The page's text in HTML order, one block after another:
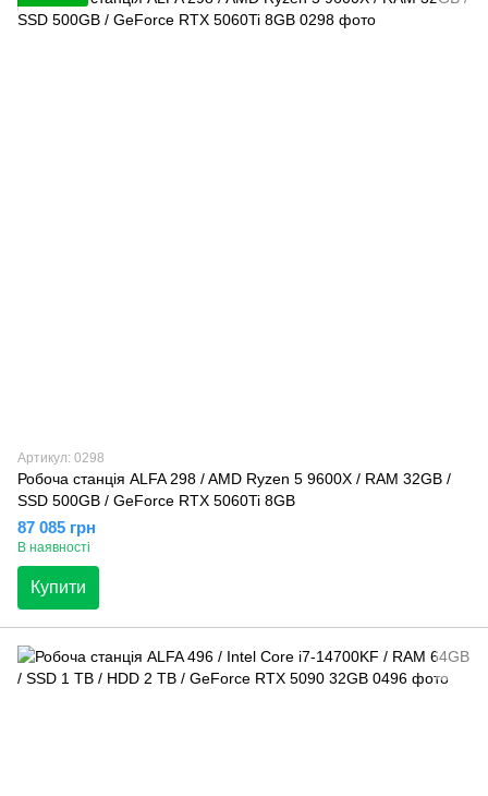
Артикул: 0298
Робоча станція ALFA 298 / AMD Ryzen 5 9600X / RAM 32GB /
SSD 500GB / GeForce RTX 5060Ti 8GB
87 085 грн
В наявності
Купити